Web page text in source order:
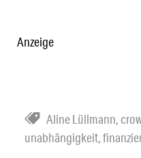
Anzeige
Aline Lüllmann,
unabhängigkeit,